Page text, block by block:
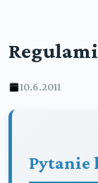
10.6.2011
Pytanie